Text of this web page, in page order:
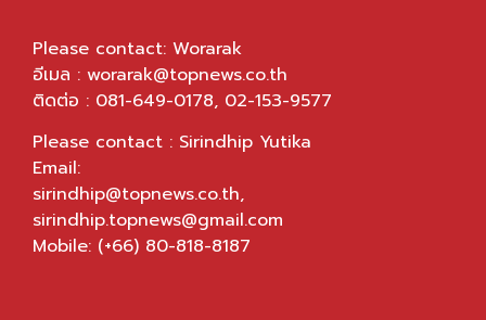
Please contact: Worarak
อีเมล : worarak@topnews.co.th
ติดต่อ : 081-649-0178, 02-153-9577
Please contact : Sirindhip Yutika
Email:
sirindhip@topnews.co.th,
sirindhip.topnews@gmail.com
Mobile: (+66) 80-818-8187